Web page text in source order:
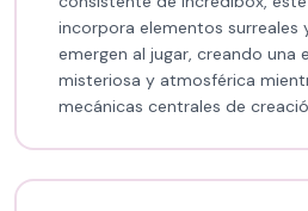
incorpora elementos surreales
emergen al jugar, creando una
misteriosa y atmosférica
mecánicas centrales de